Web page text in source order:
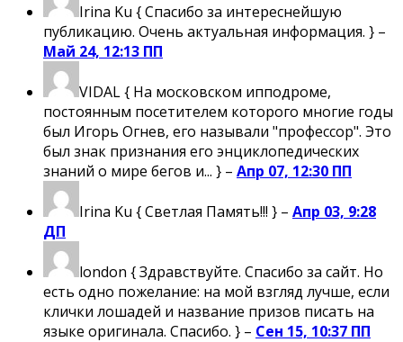
Irina Ku { Спасибо за интереснейшую
публикацию. Очень актуальная информация. } –
Май 24, 12:13 ПП
VIDAL{ На московском ипподроме,
постоянным посетителем которого многие годы
был Игорь Огнев, его называли "профессор". Это
был знак признания его энциклопедических
знаний о мире бегов и... } – Апр 07, 12:30 ПП
Irina Ku { Светлая Память!!! } – Апр 03, 9:28
ДП
london { Здравствуйте. Спасибо за сайт. Но
есть одно пожелание: на мой взгляд лучше, если
клички лошадей и название призов писать на
языке оригинала. Спасибо. } – Сен 15, 10:37 ПП